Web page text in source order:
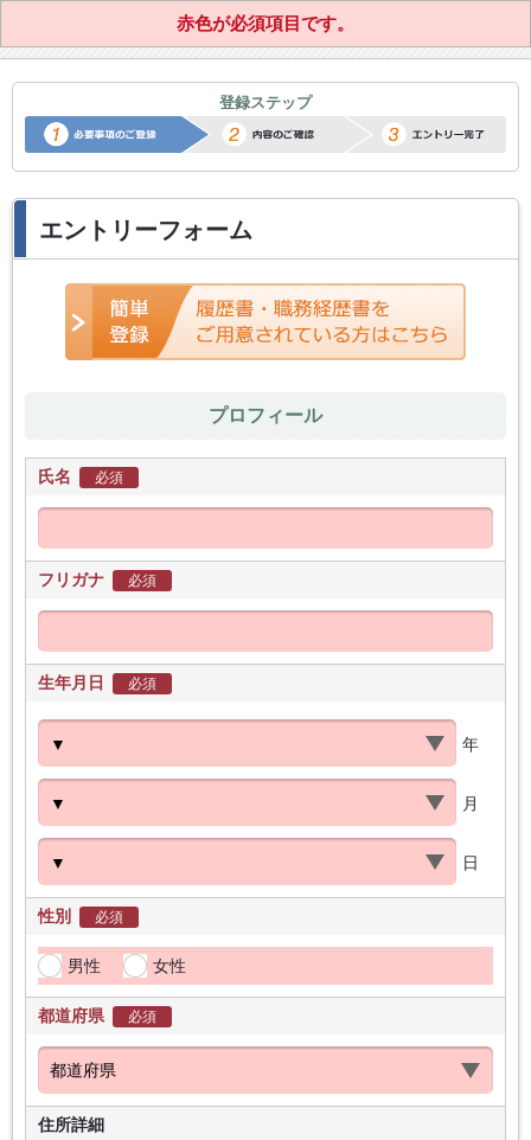
正社員転職サポートエントリー
登録ステップ
エントリーフォーム
プロフィール
氏名 必須
フリガナ 必須
生年月日 必須
年
月
日
性別 必須
男性 女性
都道府県 必須
住所詳細
赤色が必須項目です。